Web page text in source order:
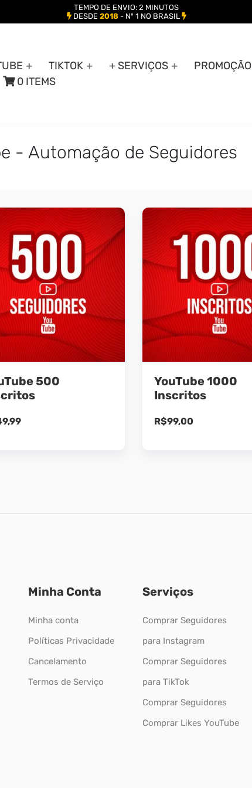
TIKTOK + SERVIÇOS
PROMOÇÃO
0 ITEMS
- Automação de Seguidores
500
YouTube 1000
Inscritos
R$99,00
Minha Conta
Minha conta
Políticas Privacidade
Cancelamento
Termos de Serviço
Serviços
Comprar Seguidores
para Instagram
Comprar Seguidores
para TikTok
Comprar Seguidores
Comprar Likes YouTube
TEMPO DE ENVIO: 2 MINUTOS
DESDE 2018- Nº 1 NO BRASIL